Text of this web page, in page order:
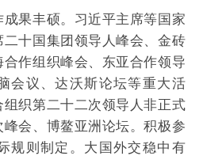
果丰硕。习近平主席等国家
十国集团领导人峰会、金砖
作组织峰会、东亚合作领导
会议、达沃斯论坛等重大活
织第二十二次领导人非正式
会、博鳌亚洲论坛。积极参
规则制定。大国外交稳中有